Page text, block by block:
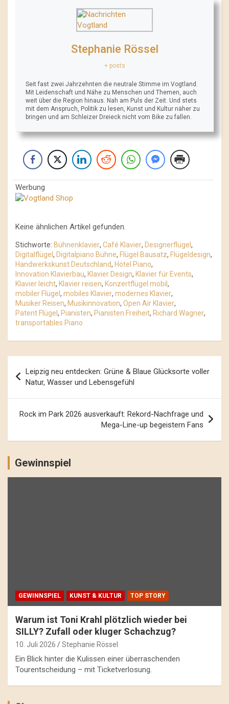
Stephanie Rössel
+ posts
Seit fast zwei Jahrzehnten die neutrale Stimme im Vogtland.
Mit Leidenschaft und Nähe zu Menschen und Themen, auch
weit über die Region hinaus. Nah am Puls der Zeit. Und stets
mit dem Anspruch, Politik zu lesen, Kunst und Kultur näher zu
bringen und am Schleizer Dreieck nicht vom Bike zu fallen.
Werbung
Keine ähnlichen Artikel gefunden.
Stichworte: Bühnenklavier, Café Klavier, Designerflügel ,
Digitalflügel , Digitalpiano Bühne, Flügel Bausatz, Flügeldesign,
Handwerkskunst Deutschland, Hotel Piano,
Innovation Klavierbau, Klavier Design, Klavier für Events,
Klavier leicht, Klavier reisen, Konzertflügel mobil ,
mobiler Flügel , mobiles Klavier, modernes Klavier,
Musiker Reisen, Musikinnovation, Open Air Klavier,
Patent Flügel , Pianisten, Pianisten Freiheit, Richard Wagner,
transportables Piano
Navigation
Leipzig neu entdecken: Grüne & Blaue Glücksorte voller
Natur, Wasser und Lebensgefühl
Rock im Park 2026 ausverkauft: Rekord-Nachfrage und
Mega-Line-up begeistern Fans
Gewinnspiel
GEWINNSPIEL KUNST & KULTUR TOP STORY
Warum ist Toni Krahl plötzlich wieder bei
SILLY? Zufall oder kluger Schachzug?
10. Juli 2026 Stephanie Rössel
Ein Blick hinter die Kulissen einer überraschenden
Tourentscheidung – mit Ticketverlosung.